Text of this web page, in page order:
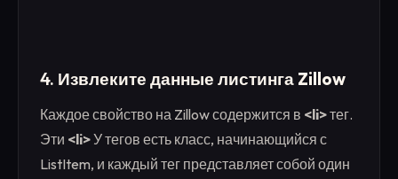
4. Извлеките данные листинга Zillow
Каждое свойство на Zillow содержится в <li>тег.
Эти <li>У тегов есть класс, начинающийся с
ListItem, и каждый тег представляет собой один